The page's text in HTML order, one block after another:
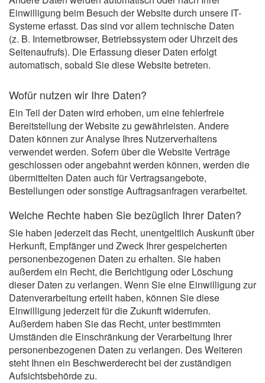
Einwilligung beim Besuch der Website durch unsere IT-
Systeme erfasst. Das sind vor allem technische Daten
(z. B. Internetbrowser, Betriebssystem oder Uhrzeit des
Seitenaufrufs). Die Erfassung dieser Daten erfolgt
automatisch, sobald Sie diese Website betreten.
Wofür nutzen wir Ihre Daten?
Ein Teil der Daten wird erhoben, um eine fehlerfreie
Bereitstellung der Website zu gewährleisten. Andere
Daten können zur Analyse Ihres Nutzerverhaltens
verwendet werden. Sofern über die Website Verträge
geschlossen oder angebahnt werden können, werden die
übermittelten Daten auch für Vertragsangebote,
Bestellungen oder sonstige Auftragsanfragen verarbeitet.
Welche Rechte haben Sie bezüglich Ihrer Daten?
Sie haben jederzeit das Recht, unentgeltlich Auskunft über
Herkunft, Empfänger und Zweck Ihrer gespeicherten
personenbezogenen Daten zu erhalten. Sie haben
außerdem ein Recht, die Berichtigung oder Löschung
dieser Daten zu verlangen. Wenn Sie eine Einwilligung zur
Datenverarbeitung erteilt haben, können Sie diese
Einwilligung jederzeit für die Zukunft widerrufen.
Außerdem haben Sie das Recht, unter bestimmten
Umständen die Einschränkung der Verarbeitung Ihrer
personenbezogenen Daten zu verlangen. Des Weiteren
steht Ihnen ein Beschwerderecht bei der zuständigen
Aufsichtsbehörde zu.